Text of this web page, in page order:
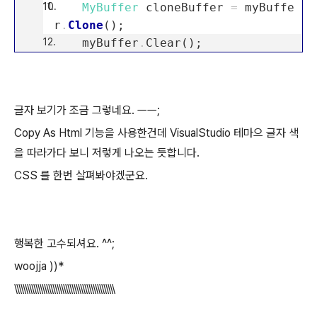
object
{
}
MyBuffer cloneBuffer = myBuffe
r . Clone ();
myBuffer . Clear();
글자 보기가 조금 그렇네요. ㅡㅡ;
Copy As Html 기능을 사용한건데 VisualStudio 테마으 글자 색
을 따라가다 보니 저렇게 나오는 듯합니다.
CSS 를 한번 살펴봐야겠군요.
행복한 고수되셔요. ^^;
woojja ))*
\\\\\\\\\\\\\\\\\\\\\\\\\\\\\\\\\\\\\\\\\\\\\\\